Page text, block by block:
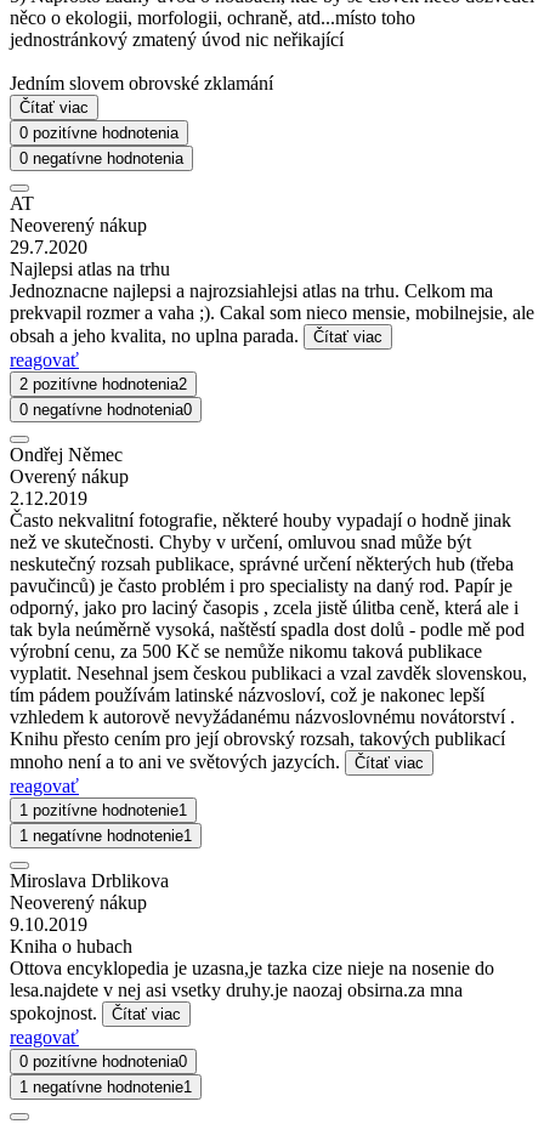
něco o ekologii, morfologii, ochraně, atd...místo toho
jednostránkový zmatený úvod nic neřikající
Jedním slovem obrovské zklamání
Čítať viac
0 pozitívne hodnotenia
0 negatívne hodnotenia
AT
Neoverený nákup
29.7.2020
Najlepsi atlas na trhu
Jednoznacne najlepsi a najrozsiahlejsi atlas na trhu. Celkom ma
prekvapil rozmer a vaha ;). Cakal som nieco mensie, mobilnejsie, ale
obsah a jeho kvalita, no uplna parada.
Čítať viac
reagovať
2 pozitívne hodnotenia2
0 negatívne hodnotenia0
Ondřej Němec
Overený nákup
2.12.2019
Často nekvalitní fotografie, některé houby vypadají o hodně jinak
než ve skutečnosti. Chyby v určení, omluvou snad může být
neskutečný rozsah publikace, správné určení některých hub (třeba
pavučinců) je často problém i pro specialisty na daný rod. Papír je
odporný, jako pro laciný časopis , zcela jistě úlitba ceně, která ale i
tak byla neúměrně vysoká, naštěstí spadla dost dolů - podle mě pod
výrobní cenu, za 500 Kč se nemůže nikomu taková publikace
vyplatit. Nesehnal jsem českou publikaci a vzal zavděk slovenskou,
tím pádem používám latinské názvosloví, což je nakonec lepší
vzhledem k autorově nevyžádanému názvoslovnému novátorství .
Knihu přesto cením pro její obrovský rozsah, takových publikací
mnoho není a to ani ve světových jazycích.
Čítať viac
reagovať
1 pozitívne hodnotenie1
1 negatívne hodnotenie1
Miroslava Drblikova
Neoverený nákup
9.10.2019
Kniha o hubach
Ottova encyklopedia je uzasna,je tazka cize nieje na nosenie do
lesa.najdete v nej asi vsetky druhy.je naozaj obsirna.za mna
spokojnost.
Čítať viac
reagovať
0 pozitívne hodnotenia0
1 negatívne hodnotenie1